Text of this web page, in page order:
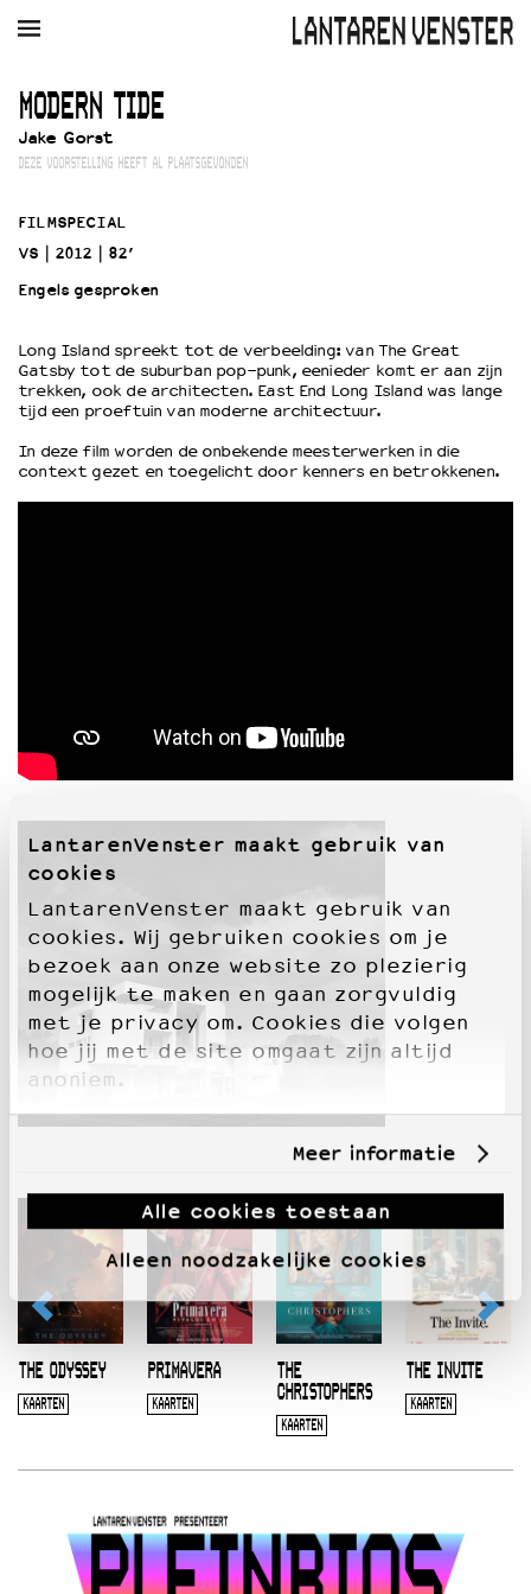
LantarenVenster maakt gebruik van
cookies
LantarenVenster maakt gebruik van
cookies. Wij gebruiken cookies om je
bezoek aan onze website zo plezierig
mogelijk te maken en gaan zorgvuldig
met je privacy om. Cookies die volgen
hoe jij met de site omgaat zijn altijd
anoniem.
Meer informatie
Alle cookies toestaan
Alleen noodzakelijke cookies
AGENDA FILM MUZIEK
Winkelmandje
Zoek
Openingstijden & contact
Bereikbaarheid
Kaartverkoop
EDUCATIE
Schoolvoorstellingen
Filmprogramma’s Primair Onderwijs
Filmprogramma’s VO/MBO
Speciale educatieprogramma’s
Historie
Partners
Privacyverklaring
Integriteits- en gedragscode
Duurzaamheid
Culturele boycot Israël
Ruimte voor artistieke vrijheid – VNPF
MODERN TIDE
Jake Gorst
DEZE VOORSTELLING HEEFT AL PLAATSGEVONDEN
FILMSPECIAL
VS
2012
82’
Engels gesproken
Long Island spreekt tot de verbeelding: van The Great
Gatsby tot de suburban pop-punk, eenieder komt er aan zijn
trekken, ook de architecten. East End Long Island was lange
tijd een proeftuin van moderne architectuur.
In deze film worden de onbekende meesterwerken in die
context gezet en toegelicht door kenners en betrokkenen.
THE ODYSSEY
KAARTEN
PRIMAVERA
KAARTEN
THE
CHRISTOPHERS
KAARTEN
THE INVITE
KAARTEN